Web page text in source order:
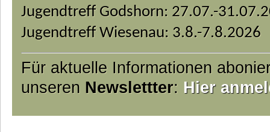
Jugendtreff Godshorn: 27.07.-
Jugendtreff Wiesenau: 3.8.-7.8.2026
Für aktuelle Informationen
unseren Newslettter: Hier